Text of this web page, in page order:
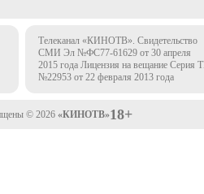
Телеканал «КИНОТВ». Свидетельство
СМИ Эл №ФС77-61629 от 30 апреля
2015 года Лицензия на вещание Серия
№22953 от 22 февраля 2013 года
© 2026 «КИНОТВ»18+